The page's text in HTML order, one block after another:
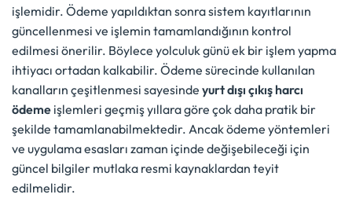
işlemidir. Ödeme yapıldıktan sonra sistem kayıtlarının
güncellenmesi ve işlemin tamamlandığının kontrol
edilmesi önerilir. Böylece yolculuk günü ek bir işlem yapma
ihtiyacı ortadan kalkabilir. Ödeme sürecinde kullanılan
kanalların çeşitlenmesi sayesinde yurt dışı çıkış harcı
ödeme işlemleri geçmiş yıllara göre çok daha pratik bir
şekilde tamamlanabilmektedir. Ancak ödeme yöntemleri
ve uygulama esasları zaman içinde değişebileceği için
güncel bilgiler mutlaka resmi kaynaklardan teyit
edilmelidir.